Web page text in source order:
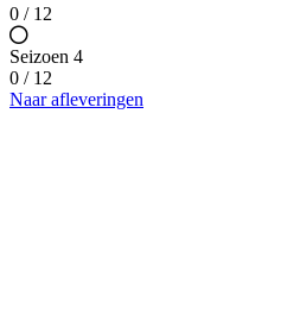
0 / 12
Seizoen 4
0 / 12
Naar afleveringen